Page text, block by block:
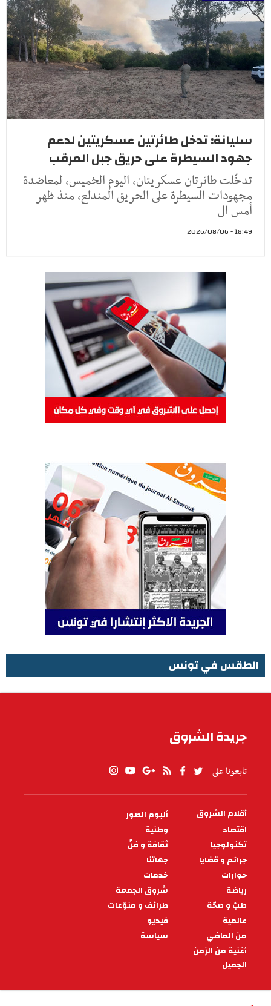
سليانة: تدخل طائرتين عسكريتين لدعم
جهود السيطرة على حريق جبل المرقب
تدخّلت طائرتان عسكريتان، اليوم الخميس، لمعاضدة
مجهودات السيطرة على الحريق المندلع، منذ ظهر
أمس ال
18:49 - 2026/08/06
الطقس في تونس
جريدة الشروق
تابعونا على
PIED
DE
PAGE
أقلام الشروق
ألبوم الصور
اقتصاد
وطنية
تكنولوجيا
ثقافة و فنّ
جرائم و قضايا
جهاتنا
حوارات
خدمات
رياضة
شروق الجمعة
طبّ و صحّة
طرائف و منوّعات
عالمية
فيديو
من الماضي
سياسة
أغنية من الزمن
الجميل